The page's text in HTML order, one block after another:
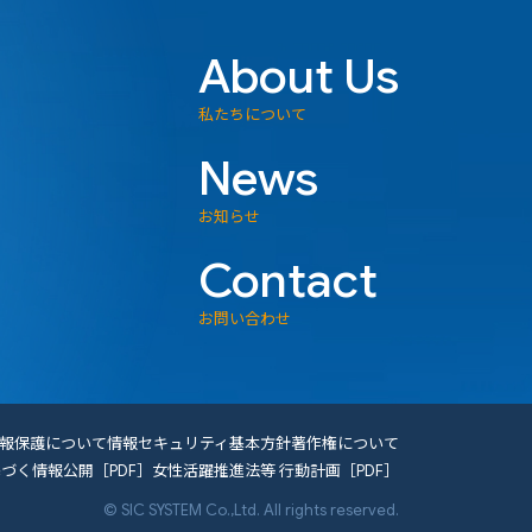
About Us
私たちについて
News
お知らせ
Contact
お問い合わせ
保護について情報セキュリティ基本方針著作権について
く情報公開［PDF］ 女性活躍推進法等 行動計画［PDF］
© SIC SYSTEM Co.,Ltd. All rights reserved.